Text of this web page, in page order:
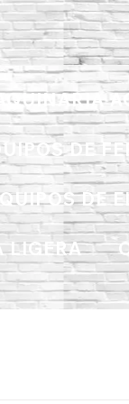
DE
DE
LIGERA